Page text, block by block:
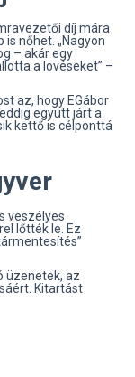
díj mára
nőhet. „Nagyon
– akár egy
a lövéseket” –
az, hogy EGábor
együtt járt a
kettő is célponttá
veszélyes
lőtték le. Ez
üzenetek, az
Kitartást